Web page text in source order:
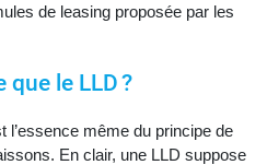
de leasing proposée par les
que le LLD ?
l’essence même du principe de
En clair, une LLD suppose